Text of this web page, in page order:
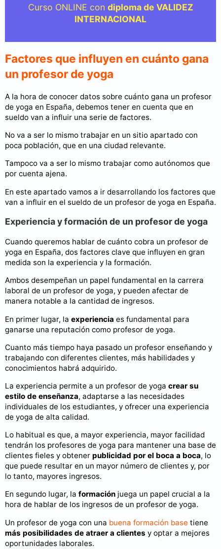
Curso ONLINE con diploma de VALIDEZ
INTERNACIONAL
Factores que influyen en cuánto gana
un profesor de yoga
A la hora de conocer datos sobre cuánto gana un profesor
de yoga en España, debemos tener en cuenta que en
sueldo van a influir una serie de factores.
No va a ser lo mismo trabajar en un sitio apartado con
poca población, que en una ciudad relevante.
Tampoco va a ser lo mismo trabajar como autónomos que
por cuenta ajena.
En este apartado vamos a ir desarrollando los factores que
van a influir en el sueldo de un profesor de yoga en España.
Experiencia y formación de un profesor de yoga
Cuando queremos hablar de cuánto cobra un profesor de
yoga en España, dos factores clave que influyen en gran
medida son la experiencia y la formación.
Ambos desempeñan un papel fundamental en la carrera
laboral de un profesor de yoga, y pueden afectar de
manera notable a la cantidad de ingresos.
En primer lugar, la experiencia es fundamental para
ganarse una reputación como profesor de yoga.
Cuanto más tiempo haya pasado un profesor enseñando y
trabajando con diferentes clientes, más habilidades y
conocimientos habrá adquirido.
La experiencia permite a un profesor de yoga crear su
estilo de enseñanza, adaptarse a las necesidades
individuales de los estudiantes, y ofrecer una experiencia
de yoga de alta calidad.
Lo habitual es que, a mayor experiencia, mayor facilidad
tendrán los profesores de yoga para mantener una base de
clientes fieles y obtener publicidad por el boca a boca, lo
que puede resultar en un mayor número de clientes y, por
lo tanto, mayores ingresos.
En segundo lugar, la formación juega un papel crucial a la
hora de hablar de los ingresos de un profesor de yoga.
Un profesor de yoga con una buena formación base tiene
más posibilidades de atraer a clientes y optar a mejores
oportunidades laborales.